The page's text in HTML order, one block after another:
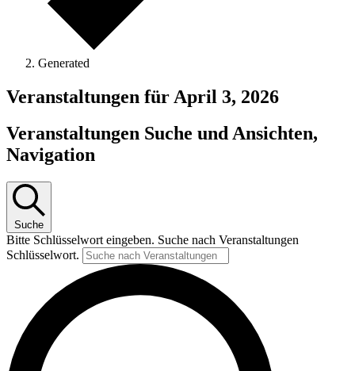
Generated
Veranstaltungen für April 3, 2026
Veranstaltungen Suche und Ansichten,
Navigation
Suche
Bitte Schlüsselwort eingeben. Suche nach Veranstaltungen
Schlüsselwort.